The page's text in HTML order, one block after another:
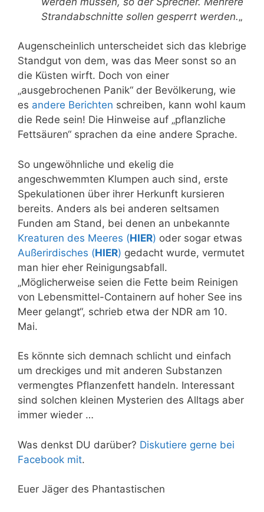
Strandabschnitte sollen gesperrt werden.„
Augenscheinlich unterscheidet sich das klebrige
Standgut von dem, was das Meer sonst so an
die Küsten wirft. Doch von einer
„ausgebrochenen Panik“ der Bevölkerung, wie
es andere Berichten schreiben, kann wohl kaum
die Rede sein! Die Hinweise auf „pflanzliche
Fettsäuren“ sprachen da eine andere Sprache.
So ungewöhnliche und ekelig die
angeschwemmten Klumpen auch sind, erste
Spekulationen über ihrer Herkunft kursieren
bereits. Anders als bei anderen seltsamen
Funden am Stand, bei denen an unbekannte
Kreaturen des Meeres (HIER) oder sogar etwas
Außerirdisches (HIER) gedacht wurde, vermutet
man hier eher Reinigungsabfall.
„Möglicherweise seien die Fette beim Reinigen
von Lebensmittel-Containern auf hoher See ins
Meer gelangt“, schrieb etwa der NDR am 10.
Mai.
Es könnte sich demnach schlicht und einfach
um dreckiges und mit anderen Substanzen
vermengtes Pflanzenfett handeln. Interessant
sind solchen kleinen Mysterien des Alltags aber
immer wieder …
Was denkst DU darüber? Diskutiere gerne bei
Facebook mit.
Euer Jäger des Phantastischen